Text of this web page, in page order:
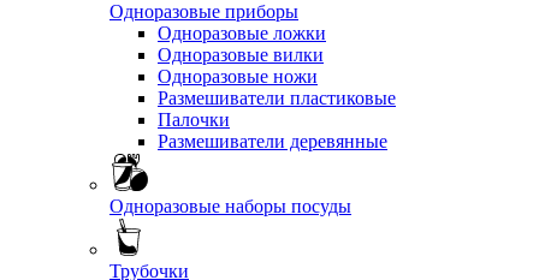
Одноразовые приборы
Одноразовые ложки
Одноразовые вилки
Одноразовые ножи
Размешиватели пластиковые
Палочки
Размешиватели деревянные
Одноразовые наборы посуды
Трубочки